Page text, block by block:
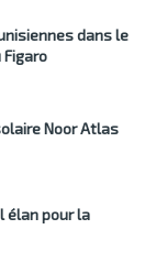
dans le
Noor Atlas
élan pour la